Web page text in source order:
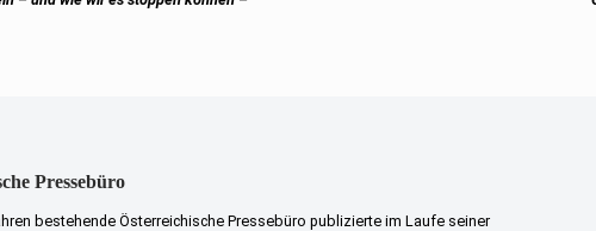
Pressebüro
bestehende Österreichische Pressebüro publizierte im Laufe seiner